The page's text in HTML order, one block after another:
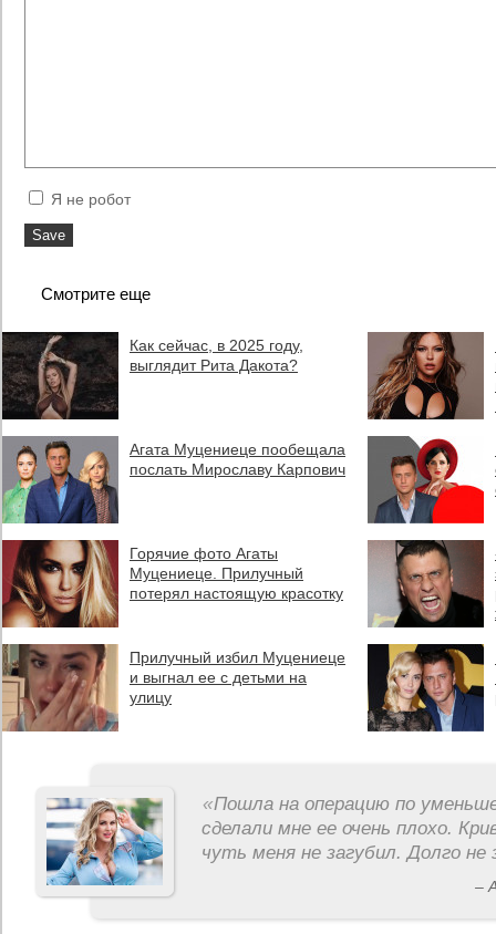
Я не робот
Смотрите еще
Как сейчас, в 2025 году,
выглядит Рита Дакота?
Агата Муцениеце пообещала
послать Мирославу Карпович
Горячие фото Агаты
Муцениеце. Прилучный
потерял настоящую красотку
Прилучный избил Муцениеце
и выгнал ее с детьми на
улицу
«Пошла на операцию по
сделали мне ее очень плохо.
чуть меня не загубил. Долго не
–